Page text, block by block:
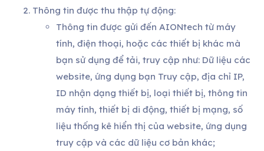
Thông tin được thu thập tự động:
Thông tin được gửi đến AIONtech từ máy
tính, điện thoại, hoặc các thiết bị khác mà
bạn sử dụng để tải, truy cập như: Dữ liệu các
website, ứng dụng bạn Truy cập, địa chỉ IP,
ID nhận dạng thiết bị, loại thiết bị, thông tin
máy tính, thiết bị di động, thiết bị mạng, số
liệu thống kê hiển thị của website, ứng dụng
truy cập và các dữ liệu cơ bản khác;